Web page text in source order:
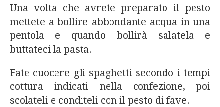
Una volta che avrete preparato il pesto
mettete a bollire abbondante acqua in una
pentola e quando bollirà salatela e
buttateci la pasta.
Fate cuocere gli spaghetti secondo i tempi
cottura indicati nella confezione, poi
scolateli e conditeli con il pesto di fave.